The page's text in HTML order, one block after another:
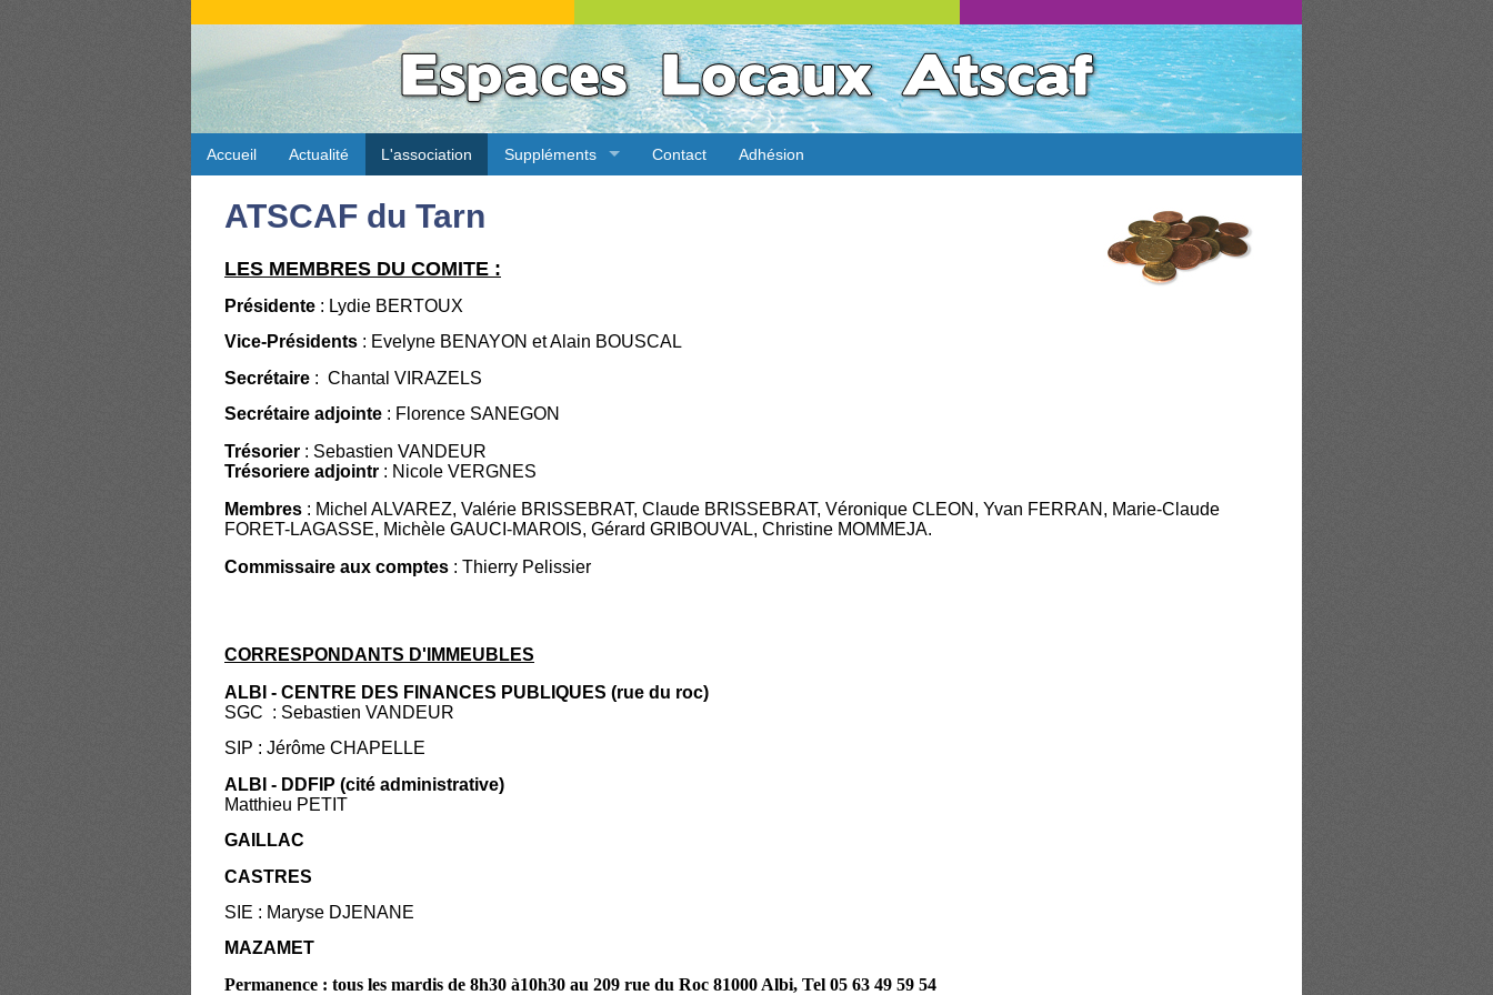
Accueil Actualité L'association Suppléments Contact Adhésion
ATSCAF du Tarn
LES MEMBRES DU COMITE :
Présidente : Lydie BERTOUX
Vice-Présidents : Evelyne BENAYON et Alain BOUSCAL
Secrétaire : Chantal VIRAZELS
Secrétaire adjointe : Florence SANEGON
Trésorier : Sebastien VANDEUR
Trésoriere adjointr : Nicole VERGNES
Membres : Michel ALVAREZ, Valérie BRISSEBRAT, Claude BRISSEBRAT, Véronique CLEON, Yvan FERRAN, Marie-Claude
FORET-LAGASSE, Michèle GAUCI-MAROIS, Gérard GRIBOUVAL, Christine MOMMEJA.
Commissaire aux comptes : Thierry Pelissier
CORRESPONDANTS D'IMMEUBLES
ALBI - CENTRE DES FINANCES PUBLIQUES (rue du roc)
SGC : Sebastien VANDEUR
SIP : Jérôme CHAPELLE
ALBI - DDFIP (cité administrative)
Matthieu PETIT
GAILLAC
CASTRES
SIE : Maryse DJENANE
MAZAMET
Permanence : tous les mardis de 8h30 à10h30 au 209 rue du Roc 81000 Albi, Tel 05 63 49 59 54